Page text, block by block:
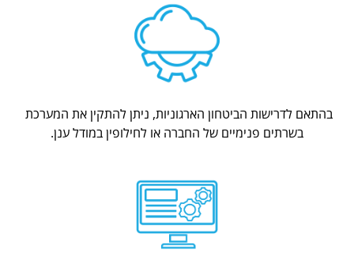
בהתאם לדרישות הביטחון הארגוניות, ניתן להתקין את המערכת
בשרתים פנימיים של החברה או לחילופין במודל ענן.